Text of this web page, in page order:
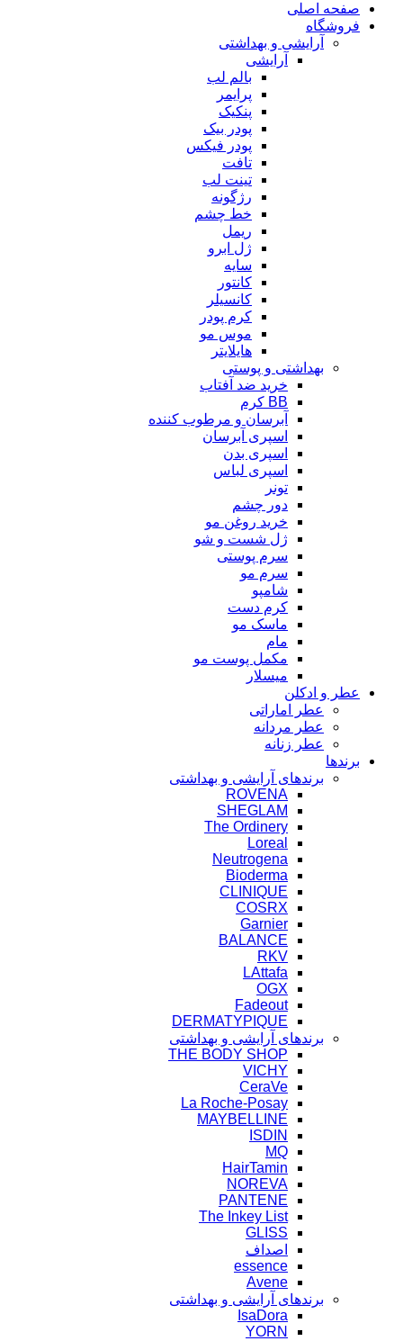
صفحه اصلی
فروشگاه
آرایشی و بهداشتی
آرایشی
بالم لب
پرایمر
پنکیک
پودر بیک
پودر فیکس
تافت
تینت لب
رژگونه
خط چشم
ریمل
ژل ابرو
سایه
کانتور
کانسیلر
کرم پودر
موس مو
هایلایتر
بهداشتی و پوستی
خرید ضد آفتاب
BB کرم
آبرسان و مرطوب کننده
اسپری آبرسان
اسپری بدن
اسپری لباس
تونر
دور چشم
خرید روغن مو
ژل شست و شو
سرم پوستی
سرم مو
شامپو
کرم دست
ماسک مو
مام
مکمل پوست مو
میسلار
عطر و ادکلن
عطر اماراتی
عطر مردانه
عطر زنانه
برندها
برندهای آرایشی و بهداشتی
ROVENA
SHEGLAM
The Ordinery
Loreal
Neutrogena
Bioderma
CLINIQUE
COSRX
Garnier
BALANCE
RKV
LAttafa
OGX
Fadeout
DERMATYPIQUE
برندهای آرایشی و بهداشتی
THE BODY SHOP
VICHY
CeraVe
La Roche-Posay
MAYBELLINE
ISDIN
MQ
HairTamin
NOREVA
PANTENE
The Inkey List
GLISS
اصداف
essence
Avene
برندهای آرایشی و بهداشتی
IsaDora
YORN